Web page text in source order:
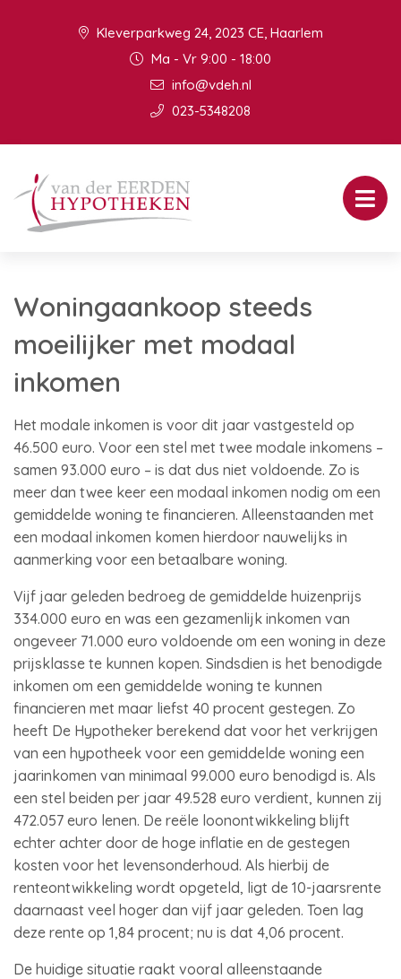
Kleverparkweg 24, 2023 CE, Haarlem
Ma - Vr 9:00 - 18:00
info@vdeh.nl
023-5348208
Woningaankoop steeds
moeilijker met modaal
inkomen
Het modale inkomen is voor dit jaar vastgesteld op
46.500 euro. Voor een stel met twee modale inkomens –
samen 93.000 euro – is dat dus niet voldoende. Zo is
meer dan twee keer een modaal inkomen nodig om een
gemiddelde woning te financieren. Alleenstaanden met
een modaal inkomen komen hierdoor nauwelijks in
aanmerking voor een betaalbare woning.
Vijf jaar geleden bedroeg de gemiddelde huizenprijs
334.000 euro en was een gezamenlijk inkomen van
ongeveer 71.000 euro voldoende om een woning in deze
prijsklasse te kunnen kopen. Sindsdien is het benodigde
inkomen om een gemiddelde woning te kunnen
financieren met maar liefst 40 procent gestegen. Zo
heeft De Hypotheker berekend dat voor het verkrijgen
van een hypotheek voor een gemiddelde woning een
jaarinkomen van minimaal 99.000 euro benodigd is. Als
een stel beiden per jaar 49.528 euro verdient, kunnen zij
472.057 euro lenen. De reële loonontwikkeling blijft
echter achter door de hoge inflatie en de gestegen
kosten voor het levensonderhoud. Als hierbij de
renteontwikkeling wordt opgeteld, ligt de 10-jaarsrente
daarnaast veel hoger dan vijf jaar geleden. Toen lag
deze rente op 1,84 procent; nu is dat 4,06 procent.
De huidige situatie raakt vooral alleenstaande